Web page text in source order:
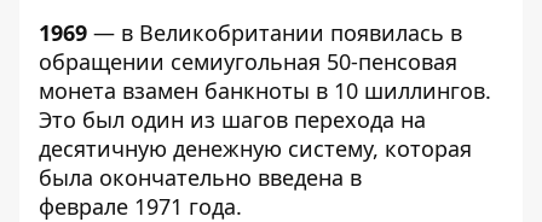
1969 — в Великобритании появилась в
обращении семиугольная 50-пенсовая
монета взамен банкноты в 10 шиллингов.
Это был один из шагов перехода на
десятичную денежную систему, которая
была окончательно введена в
феврале 1971 года.